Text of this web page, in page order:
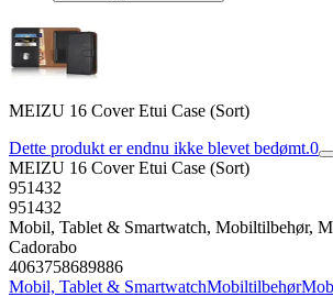
MEIZU 16 Cover Etui Case (Sort)
Dette produkt er endnu ikke blevet bedømt.0
MEIZU 16 Cover Etui Case (Sort)
951432
951432
Mobil, Tablet & Smartwatch, Mobiltilbehør,
Cadorabo
4063758689886
Mobil, Tablet & SmartwatchMobiltilbehør